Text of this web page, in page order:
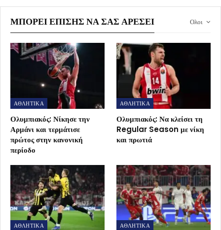
Ολοι
ΜΠΟΡΕΊ ΕΠΊΣΗΣ ΝΑ ΣΑΣ ΑΡΈΣΕΙ
ΑΘΛΗΤΙΚΑ
Ολυμπιακός: Νίκησε την
Αρμάνι και τερμάτισε
πρώτος στην κανονική
περίοδο
ΑΘΛΗΤΙΚΑ
Ολυμπιακός: Να κλείσει τη
Regular Season με νίκη
και πρωτιά
ΑΘΛΗΤΙΚΑ ΑΘΛΗΤΙΚΑ